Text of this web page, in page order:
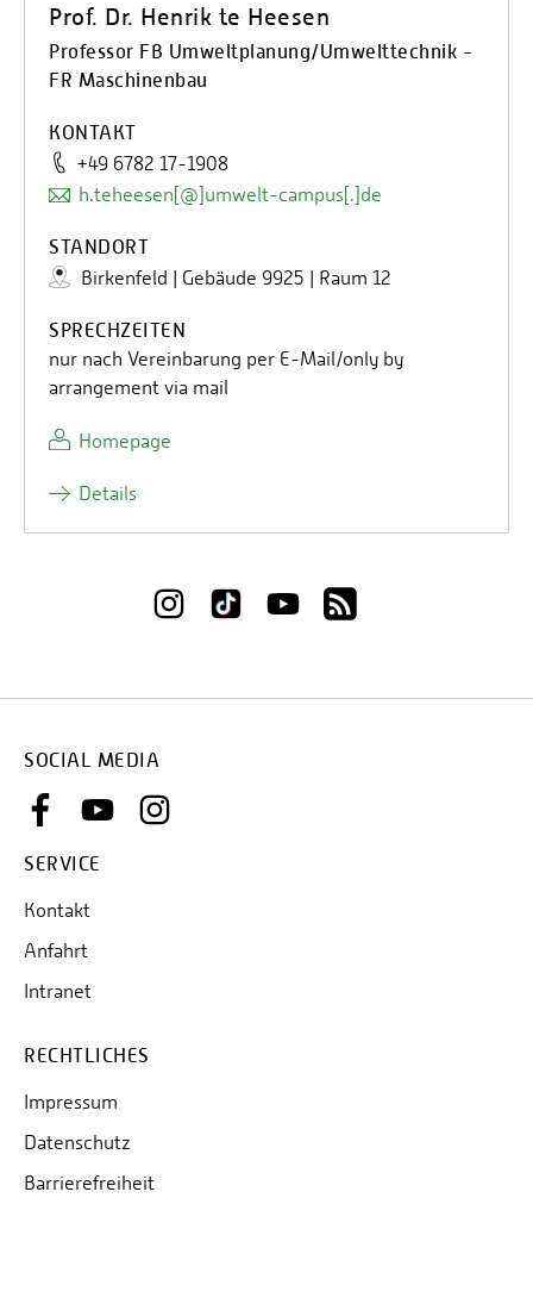
Prof. Dr. Henrik te Heesen
Professor FB Umweltplanung/Umwelttechnik -
FR Maschinenbau
KONTAKT
+49 6782 17-1908
h.teheesen[@]umwelt-campus[.]de
STANDORT
Birkenfeld | Gebäude 9925 | Raum 12
SPRECHZEITEN
nur nach Vereinbarung per E-Mail/only by
arrangement via mail
Homepage
Details
SOCIAL MEDIA
SERVICE
Kontakt
Anfahrt
Intranet
RECHTLICHES
Impressum
Datenschutz
Barrierefreiheit